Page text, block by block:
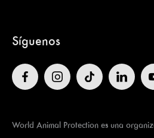
Síguenos
World Animal Protection es una